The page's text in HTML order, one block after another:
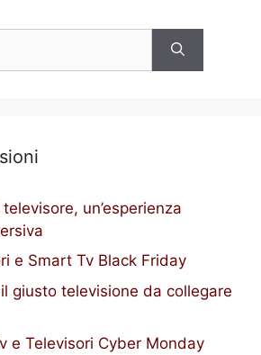
un’esperienza
e Smart Tv Black Friday
giusto televisione da collegare
e Televisori Cyber Monday